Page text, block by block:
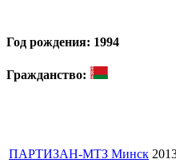
Год рождения: 1994
Гражданство:
ПАРТИЗАН-МТЗ Минск